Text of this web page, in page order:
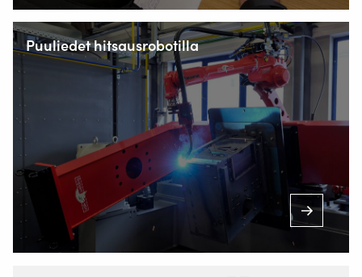
+358 3 4109 0467
(Ma-la klo 7.00–23.00)
Inside
Puuliedet hitsausrobotilla